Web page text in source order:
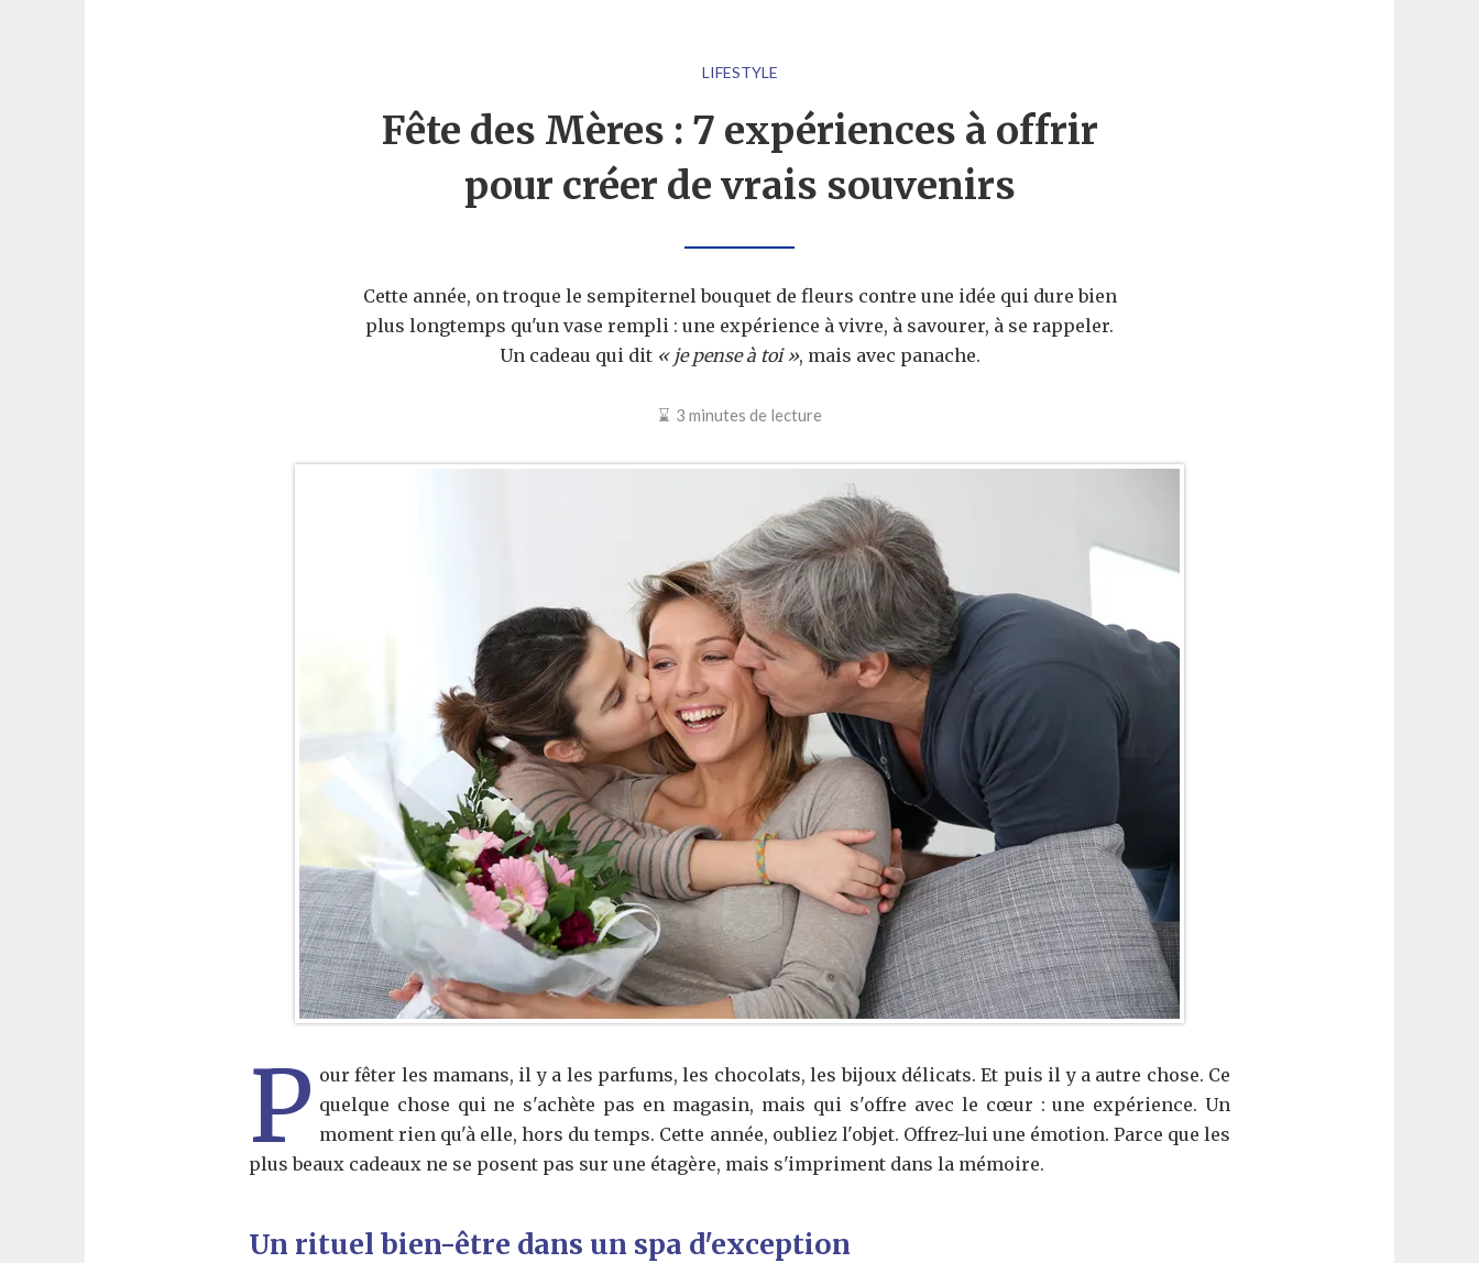
LIFESTYLE
Fête des Mères : 7 expériences à offrir
pour créer de vrais souvenirs
Cette année, on troque le sempiternel bouquet de fleurs contre une idée qui dure bien
plus longtemps qu'un vase rempli : une expérience à vivre, à savourer, à se rappeler.
Un cadeau qui dit « je pense à toi », mais avec panache.
3 minutes de lecture
P our fêter les mamans, il y a les parfums, les chocolats, les bijoux délicats. Et puis il y a autre chose. Ce
quelque chose qui ne s'achète pas en magasin, mais qui s'offre avec le cœur : une expérience. Un
moment rien qu'à elle, hors du temps. Cette année, oubliez l'objet. Offrez-lui une émotion. Parce que les
plus beaux cadeaux ne se posent pas sur une étagère, mais s'impriment dans la mémoire.
Un rituel bien-être dans un spa d'exception